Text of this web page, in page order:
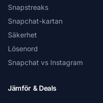
Snapstreaks
Snapchat-kartan
Säkerhet
Lösenord
Snapchat vs Instagram
Jämför & Deals